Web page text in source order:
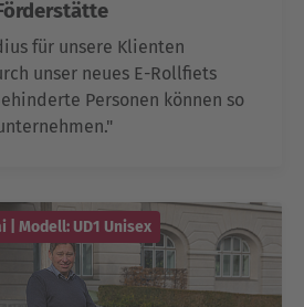
für unsere Klienten
unser neues E-Rollfiets
Personen können so
| Modell: UD1 Unisex